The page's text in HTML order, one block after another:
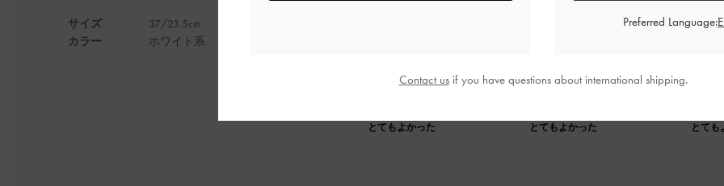
サイズ
カラー
37/23.5cm
ホワイト系
普段23. 5cmで37を注文しましたが、大きかったので36にサイズ変更していただきま
ストラップが柔らかく、新しい靴で必ず靴擦れするわたしですが、このサンダル
とてもよかった とてもよかった とても
Preferred Language:
Contact usif you have questions about international shipping.